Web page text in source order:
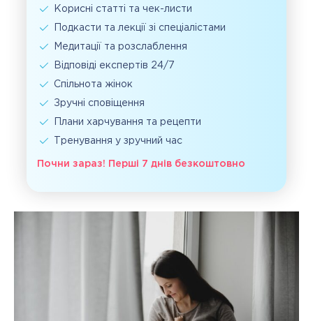
Корисні статті та чек-листи
Подкасти та лекції зі спеціалістами
Медитації та розслаблення
Відповіді експертів 24/7
Спільнота жінок
Зручні сповіщення
Плани харчування та рецепти
Тренування у зручний час
Почни зараз! Перші 7 днів безкоштовно